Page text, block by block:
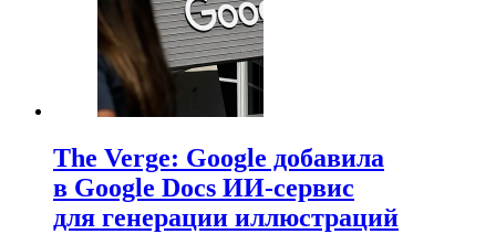
The Verge: Google добавила
в Google Docs ИИ-сервис
для генерации иллюстраций